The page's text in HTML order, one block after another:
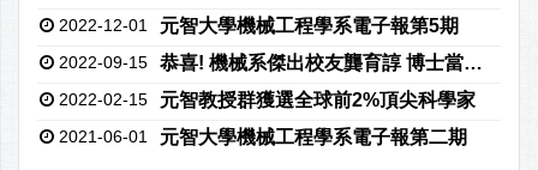
元智大學機械工程學系電子報第5期
2022-12-01
恭喜! 機械系傑出校友龔育諄 博士當選第六屆台灣熱管理協會理事長
2022-09-15
元智教授群獲選全球前2%頂尖科學家
2022-02-15
元智大學機械工程學系電子報第二期
2021-06-01